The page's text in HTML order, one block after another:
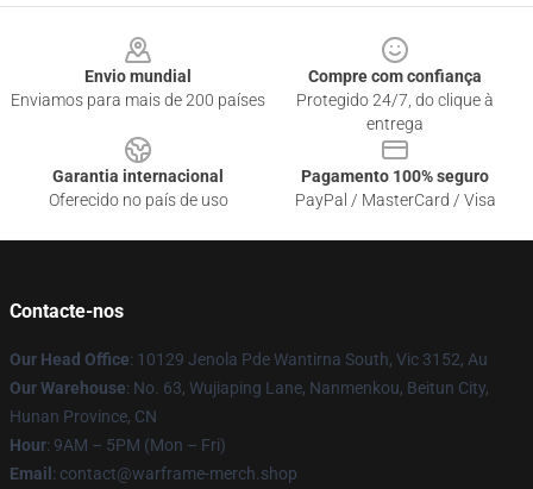
Envio mundial
Enviamos para mais de 200 países
Compre com confiança
Protegido 24/7, do clique à
entrega
Garantia internacional
Oferecido no país de uso
Pagamento 100% seguro
PayPal / MasterCard / Visa
Contacte-nos
Our Head Office: 10129 Jenola Pde Wantirna South, Vic 3152, Au
Our Warehouse: No. 63, Wujiaping Lane, Nanmenkou, Beitun City,
Hunan Province, CN
Hour: 9AM – 5PM (Mon – Fri)
Email : contact@warframe-merch.shop